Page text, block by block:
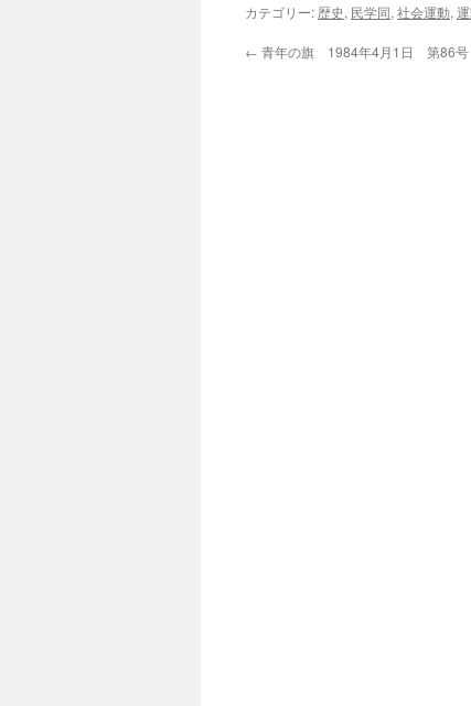
カテゴリー: 歴史, 民学同, 社会運動,
← 青年の旗 1984年4月1日 第86号